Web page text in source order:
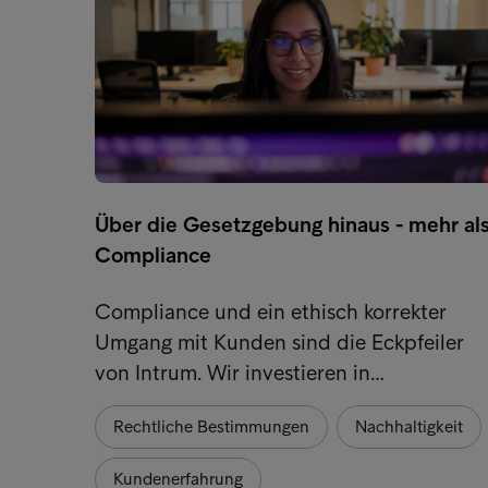
Über die Gesetzgebung hinaus - mehr
Compliance
Compliance und ein ethisch korrekter
Umgang mit Kunden sind die Eckpfeiler
von Intrum. Wir investieren in…
Rechtliche Bestimmungen Nachhaltigkeit
Kundenerfahrung